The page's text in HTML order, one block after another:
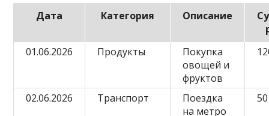
Дата Категория Описание
01.06.2026
Продукты
Покупка
овощей и
фруктов
02.06.2026 Транспорт
Поездка
на метро
50